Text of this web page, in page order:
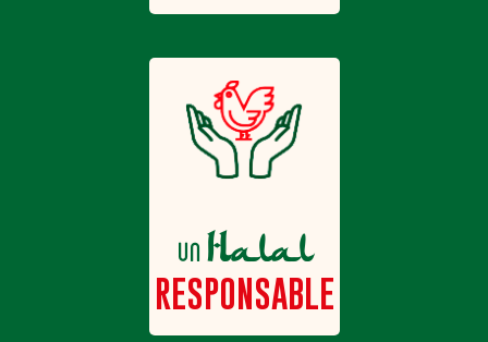
unHalal
RESPONSABLE